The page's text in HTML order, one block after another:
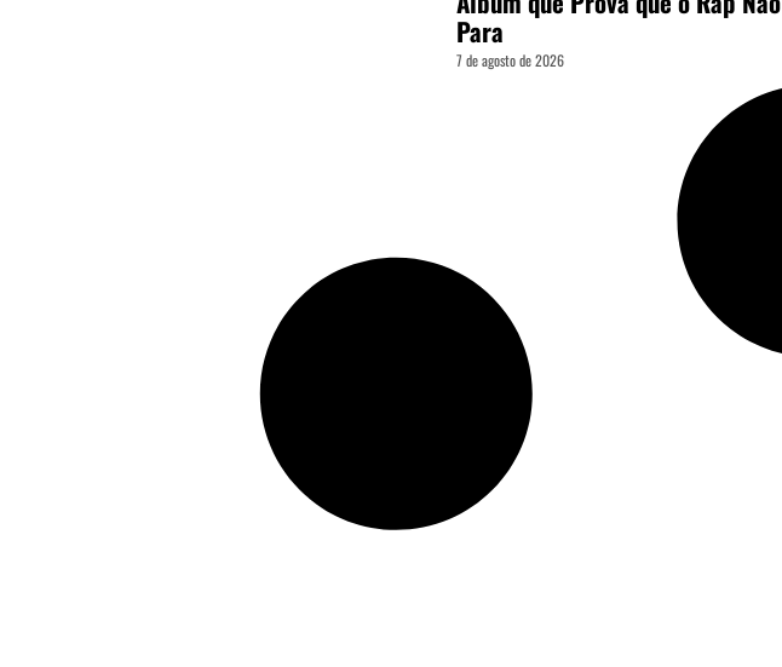
Para
7 de agosto de 2026